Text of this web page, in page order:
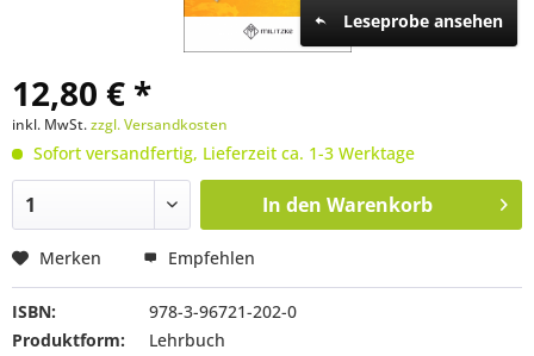
Leseprobe ansehen
12,80 € *
inkl. MwSt.zzgl. Versandkosten
Sofort versandfertig, Lieferzeit ca. 1-3 Werktage
In den Warenkorb
Merken Empfehlen
ISBN:
978-3-96721-202-0
Produktform:
Lehrbuch